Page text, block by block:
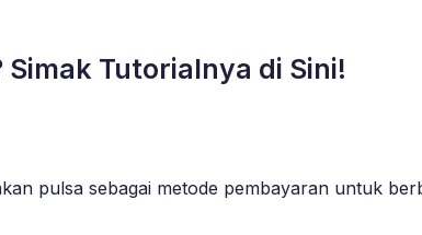
Tutorialnya di Sini!
pulsa sebagai metode pembayaran untuk